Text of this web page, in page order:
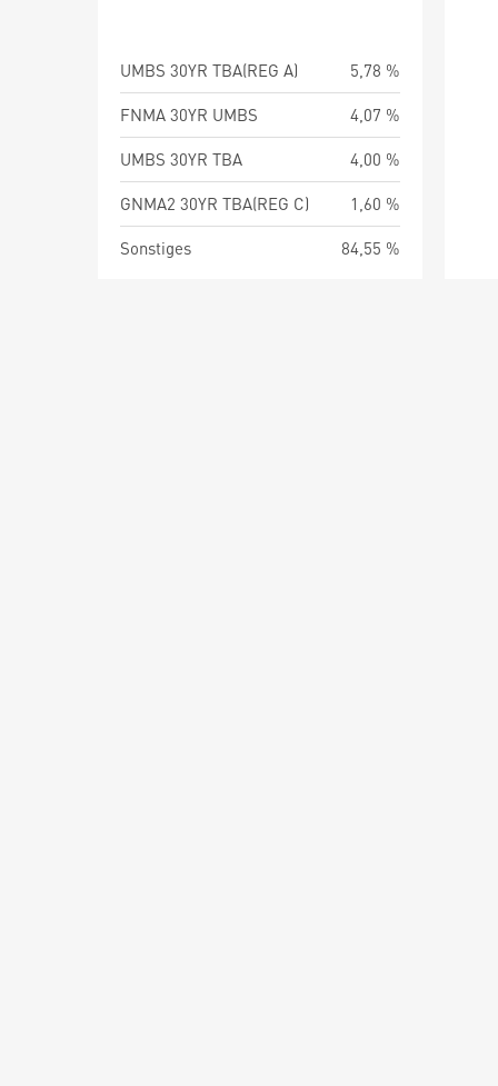
UMBS 30YR TBA(REG A)
5,78 %
FNMA 30YR UMBS
4,07 %
UMBS 30YR TBA
4,00 %
GNMA2 30YR TBA(REG C)
1,60 %
Sonstiges
84,55 %